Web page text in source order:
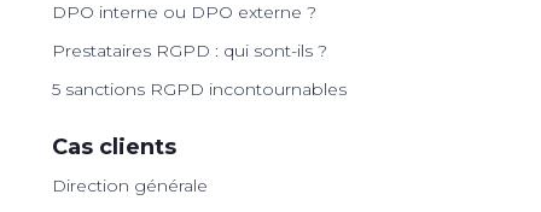
DPO interne ou DPO externe ?
Prestataires RGPD : qui sont-ils ?
5 sanctions RGPD incontournables
Cas clients
Direction générale